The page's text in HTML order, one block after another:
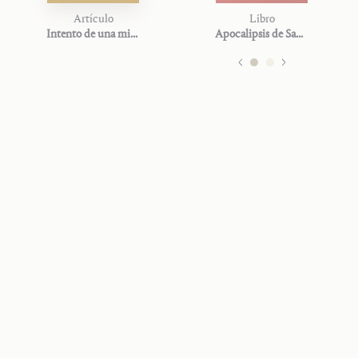
Artículo
Intento de una mirada de conjunto a través de mi pensamiento
Libro
Apocalipsis de San Juan